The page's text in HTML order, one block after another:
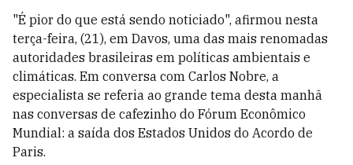
"É pior do que está sendo noticiado", afirmou nesta
terça-feira, (21), em Davos, uma das mais renomadas
autoridades brasileiras em políticas ambientais e
climáticas. Em conversa com Carlos Nobre, a
especialista se referia ao grande tema desta manhã
nas conversas de cafezinho do Fórum Econômico
Mundial: a saída dos Estados Unidos do Acordo de
Paris.